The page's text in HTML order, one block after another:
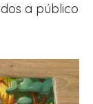
a público